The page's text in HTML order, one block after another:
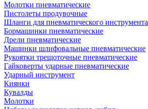
Молотки пневматические
Пистолеты продувочные
Шланги для пневматического инструмента
Бормашинки пневматические
Дрели пневматические
Машинки шлифовальные пневматические
Рукоятки трещоточные пневматические
Гайковерты ударные пневматические
Ударный инструмент
Киянки
Кувалды
Молотки